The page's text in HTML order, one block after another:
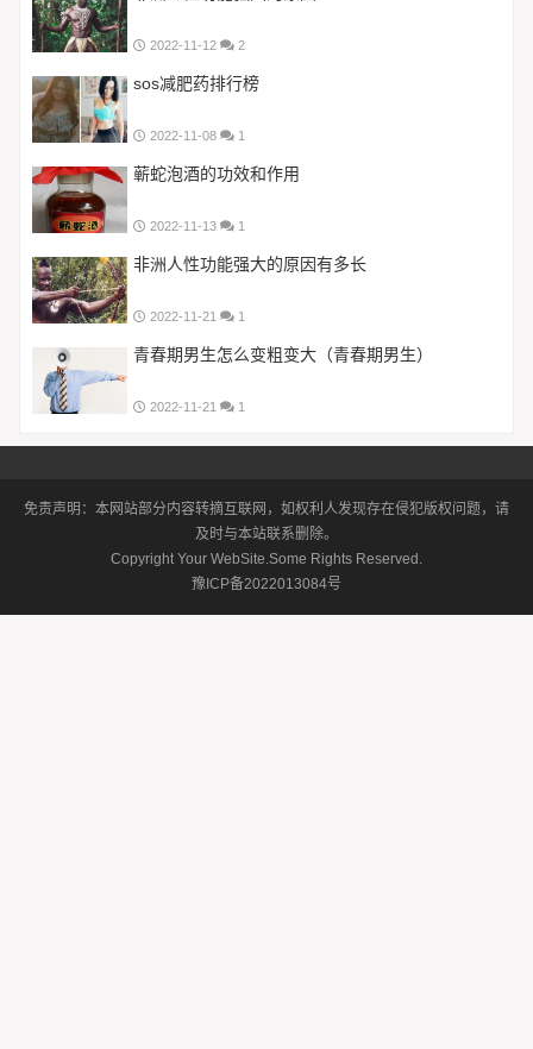
2022-11-12 2
sos减肥药排行榜
2022-11-08 1
蕲蛇泡酒的功效和作用
2022-11-13 1
非洲人性功能强大的原因有多长
2022-11-21 1
青春期男生怎么变粗变大（青春期男生）
2022-11-21 1
免责声明：本网站部分内容转摘互联网，如权利人发现存在侵犯版权问题，请
及时与本站联系删除。
Copyright Your WebSite.Some Rights Reserved.
豫ICP备2022013084号